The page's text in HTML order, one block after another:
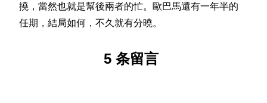
撓，當然也就是幫後兩者的忙。歐巴馬還有一年半的
任期，結局如何，不久就有分曉。
5 条留言